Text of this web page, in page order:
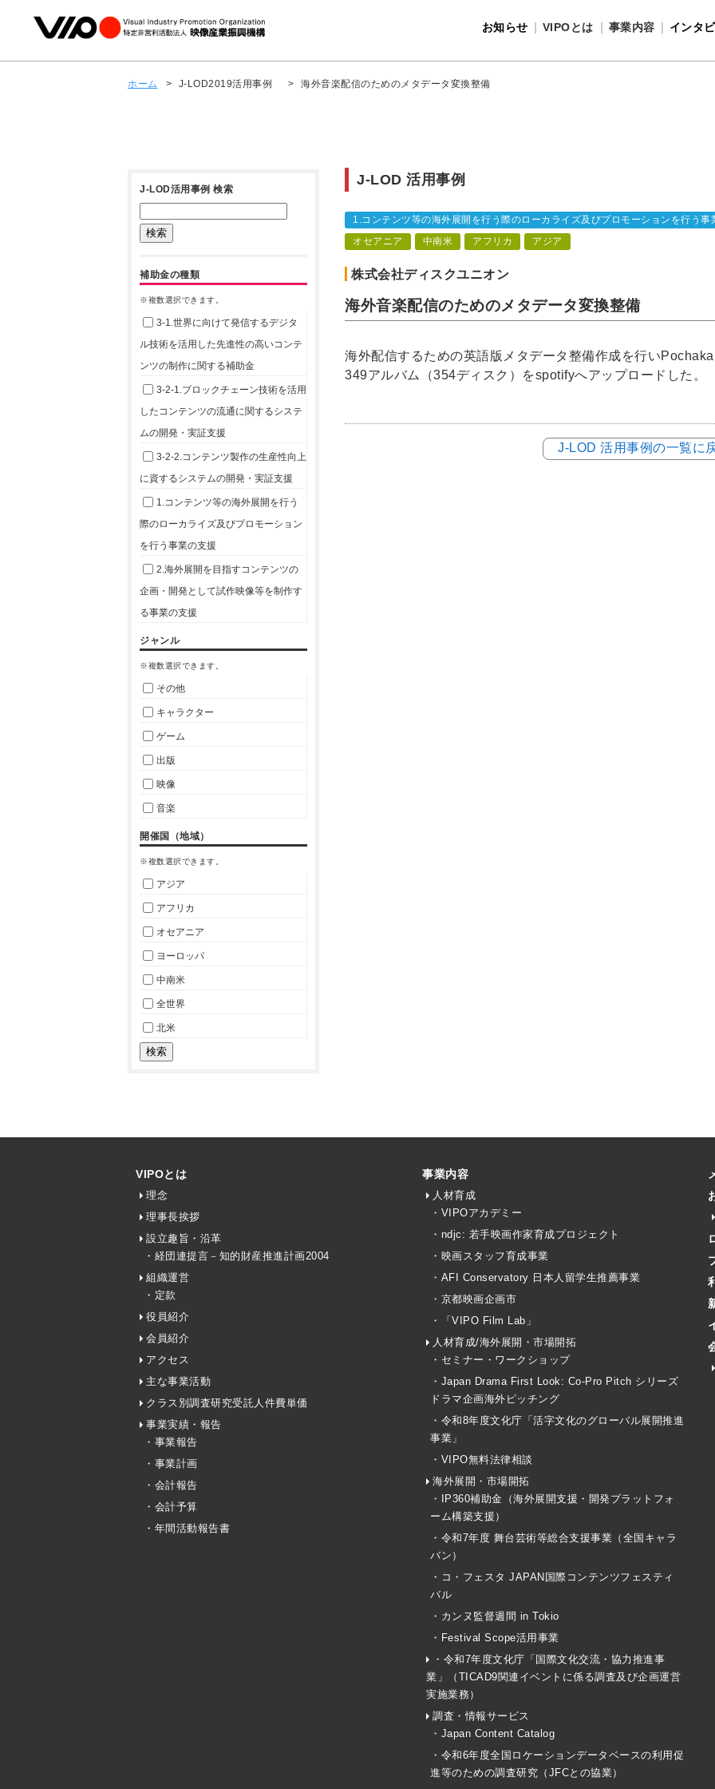
お知らせ VIPOとは
VIPOとは
事業内容
インタ
ホーム > J-LOD2019活用事例 > 海外音楽配信のためのメタデータ変換整備
J-LOD 活用事例
1.コンテンツ等の海外展開を行う際のローカライズ及びプロモーションを行う事
オセアニア
中南米 アフリカ アジア
株式会社ディスクユニオン
海外音楽配信のためのメタデータ変換整備
海外配信するための英語版メタデータ整備作成を行い
349アルバム（354ディスク）をspotifyへアップロードした。
J-LOD 活用事例の一覧に
J-LOD活用事例 検索
補助金の種類
※複数選択できます。
3-1.世界に向けて発信するデジタ
ル技術を活用した先進性の高いコンテ
ンツの制作に関する補助金
3-2-1.ブロックチェーン技術を活用
したコンテンツの流通に関するシステ
ムの開発・実証支援
3-2-2.コンテンツ製作の生産性向上
に資するシステムの開発・実証支援
1.コンテンツ等の海外展開を行う
際のローカライズ及びプロモーション
を行う事業の支援
2.海外展開を目指すコンテンツの
企画・開発として試作映像等を制作す
る事業の支援
ジャンル
※複数選択できます。
その他
キャラクター
ゲーム
出版
映像
音楽
開催国（地域）
※複数選択できます。
アジア
アフリカ
オセアニア
ヨーロッパ
中南米
全世界
北米
VIPOとは
理念
理事長挨拶
設立趣旨・沿革
・経団連提言－知的財産推進計画2004
組織運営
・定款
役員紹介
会員紹介
アクセス
主な事業活動
クラス別調査研究受託人件費単価
事業実績・報告
・事業報告
・事業計画
・会計報告
・会計予算
・年間活動報告書
事業内容
人材育成
・VIPOアカデミー
・ndjc: 若手映画作家育成プロジェクト
・映画スタッフ育成事業
・AFI Conservatory 日本人留学生推薦事業
・京都映画企画市
・「VIPO Film Lab」
人材育成/海外展開・市場開拓
・セミナー・ワークショップ
・Japan Drama First Look: Co-Pro Pitch シリーズ
ドラマ企画海外ピッチング
・令和8年度文化庁「活字文化のグローバル展開推進
事業」
・VIPO無料法律相談
海外展開・市場開拓
・IP360補助金（海外展開支援・開発プラットフォ
ーム構築支援）
・令和7年度 舞台芸術等総合支援事業（全国キャラ
バン）
・コ・フェスタ JAPAN国際コンテンツフェスティ
バル
・カンヌ監督週間 in Tokio
・Festival Scope活用事業
・令和7年度文化庁「国際文化交流・協力推進事
業」（TICAD9関連イベントに係る調査及び企画運営
実施業務）
調査・情報サービス
・Japan Content Catalog
・令和6年度全国ロケーションデータベースの利用促
進等のための調査研究（JFCとの協業）